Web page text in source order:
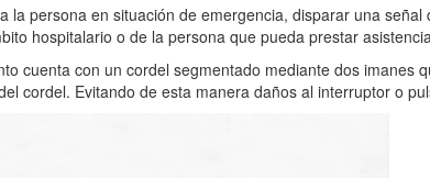
la persona en situación de emergencia, disparar una
hospitalario o de la persona que pueda prestar
cuenta con un cordel segmentado mediante dos imanes
cordel. Evitando de esta manera daños al interruptor o